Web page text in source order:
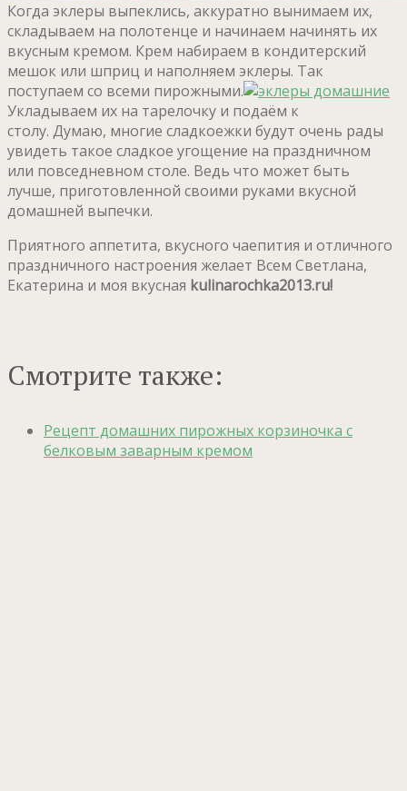
Когда эклеры выпеклись, аккуратно вынимаем их,
складываем на полотенце и начинаем начинять их
вкусным кремом. Крем набираем в кондитерский
мешок или шприц и наполняем эклеры. Так
поступаем со всеми пирожными.
Укладываем их на тарелочку и подаём к
столу. Думаю, многие сладкоежки будут очень рады
увидеть такое сладкое угощение на праздничном
или повседневном столе. Ведь что может быть
лучше, приготовленной своими руками вкусной
домашней выпечки.
Приятного аппетита, вкусного чаепития и отличного
праздничного настроения желает Всем Светлана,
Екатерина и моя вкусная kulinarochka2013.ru!
Смотрите также:
Рецепт домашних пирожных корзиночка с
белковым заварным кремом